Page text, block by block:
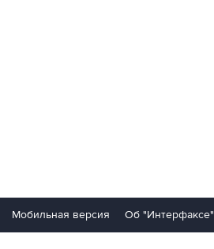
Мобильная версия Об "Интерфаксе"